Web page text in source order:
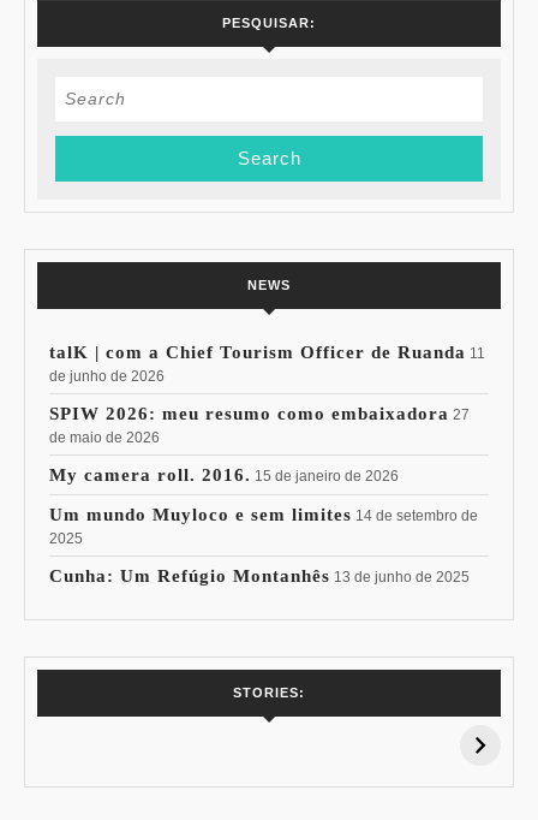
PESQUISAR:
Search
NEWS
talK | com a Chief Tourism Officer de Ruanda 11
de junho de 2026
SPIW 2026: meu resumo como embaixadora 27
de maio de 2026
My camera roll. 2016. 15 de janeiro de 2026
Um mundo Muyloco e sem limites 14 de setembro de
2025
Cunha: Um Refúgio Montanhês 13 de junho de 2025
STORIES:
15% de
Pessoal: Os